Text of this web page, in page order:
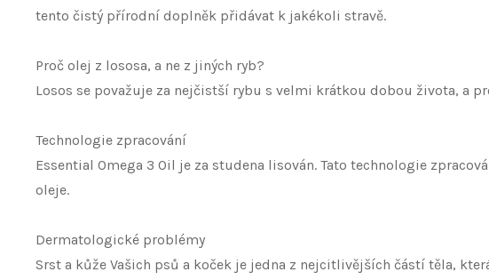
tento čistý přírodní doplněk přidávat k jakékoli stravě.
Proč olej z lososa, a ne z jiných ryb?
Losos se považuje za nejčistší rybu s velmi krátkou dobou života, a
Technologie zpracování
Essential Omega 3 Oil je za studena lisován. Tato technologie
oleje.
Dermatologické problémy
Srst a kůže Vašich psů a koček je jedna z nejcitlivějších částí těla,